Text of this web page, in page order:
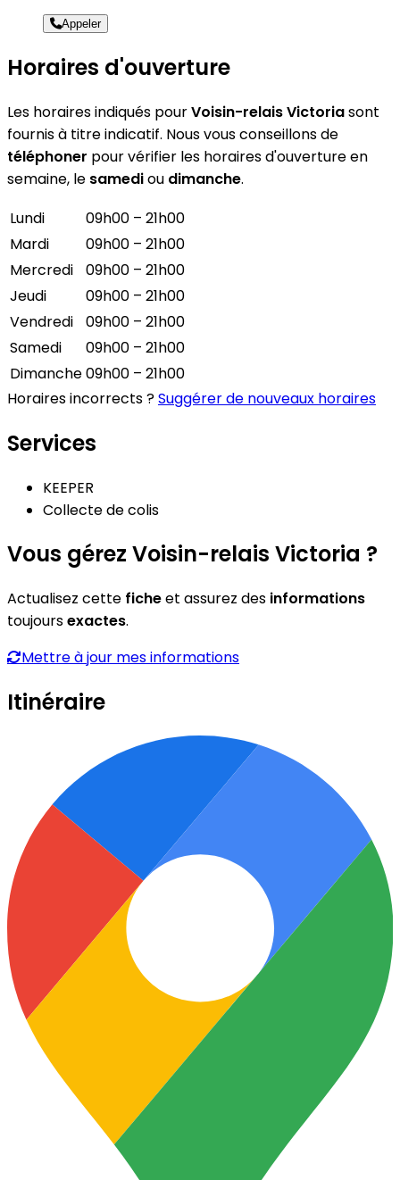
Appeler
Horaires d'ouverture
Les horaires indiqués pourVoisin-relais Victoriasont
fournis à titre indicatif. Nous vous conseillons de
téléphoner pour vérifier les horaires d'ouverture en
semaine, le samediou dimanche.
Lundi
09h00 – 21h00
Mardi
09h00 – 21h00
Mercredi
09h00 – 21h00
Jeudi
09h00 – 21h00
Vendredi
09h00 – 21h00
Samedi
09h00 – 21h00
Dimanche09h00 – 21h00
Horaires incorrects ?Suggérer de nouveaux horaires
Services
KEEPER
Collecte de colis
Vous gérez Voisin-relais Victoria ?
Actualisez cette ficheet assurez des informations
toujoursexactes.
Mettre à jour mes informations
Itinéraire